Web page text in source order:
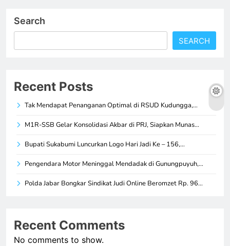
Search
SEARCH
Recent Posts
Tak Mendapat Penanganan Optimal di RSUD Kudungga,…
M1R-SSB Gelar Konsolidasi Akbar di PRJ, Siapkan Munas…
Bupati Sukabumi Luncurkan Logo Hari Jadi Ke – 156,…
Pengendara Motor Meninggal Mendadak di Gunungpuyuh,…
Polda Jabar Bongkar Sindikat Judi Online Beromzet Rp. 96…
Recent Comments
No comments to show.